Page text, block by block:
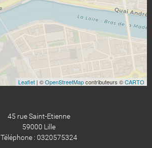
Leaflet | ©OpenStreetMapcontributeurs ©CARTO
45 rue Saint-Etienne
59000 Lille
Téléphone : 0320575324